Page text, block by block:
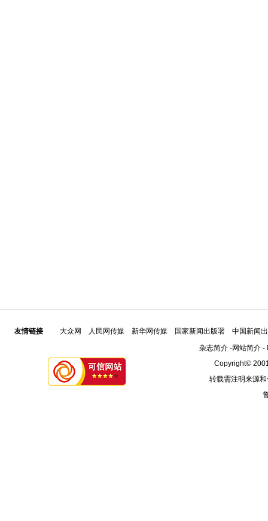
友情链接 大众网 人民网传媒 新华网传媒 国家新闻出版署
中国新闻
杂志简介-网站简介-
Copyright©
转载需注明来源